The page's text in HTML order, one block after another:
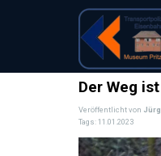
Direkt zum Seiteninhalt
Der Weg
Veröffentlicht von
Tags:11.01.2023